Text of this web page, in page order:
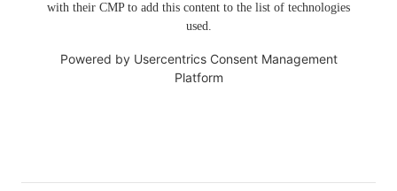
with their CMP to add this content to the list of technologies
used.
Powered by Usercentrics Consent Management
Platform